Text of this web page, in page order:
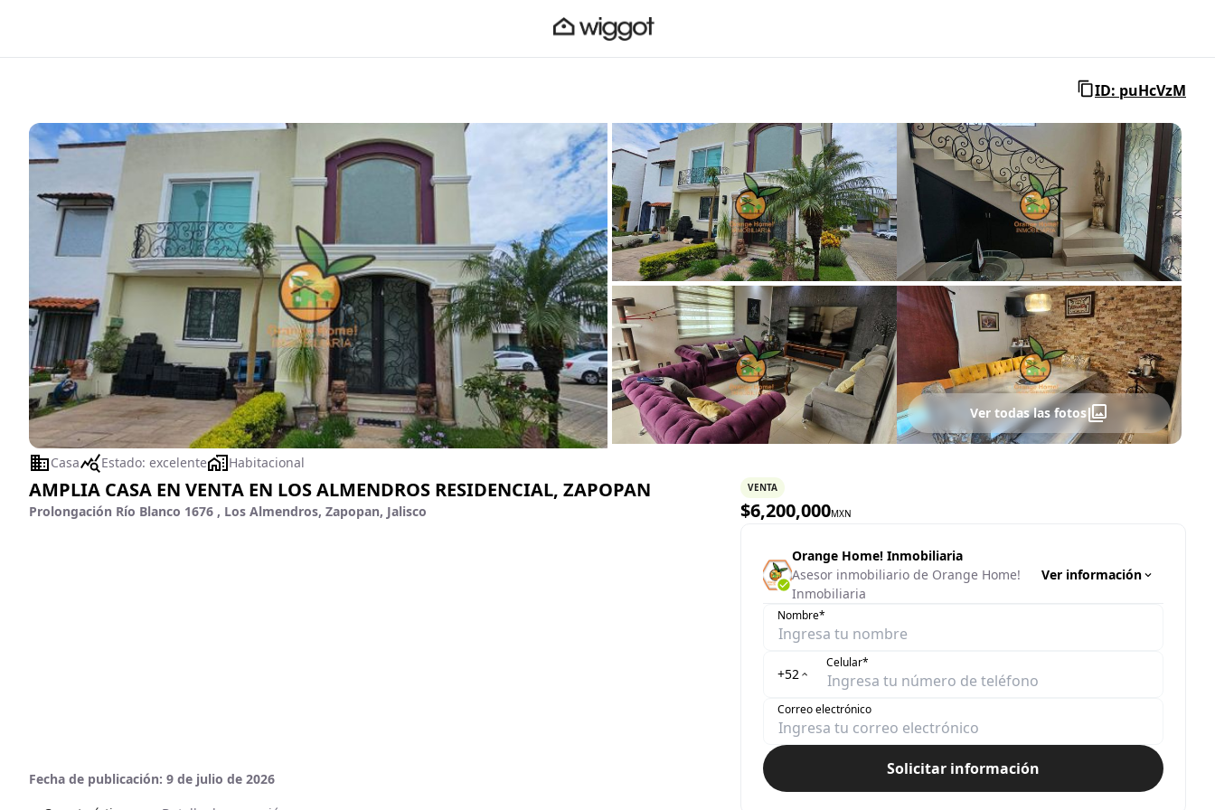
ID: puHcVzM
Ver todas las fotos
Casa Estado: excelente Habitacional
AMPLIA CASA EN VENTA EN LOS ALMENDROS RESIDENCIAL, ZAPOPAN
Prolongación Río Blanco 1676 , Los Almendros, Zapopan, Jalisco
Fecha de publicación: 9 de julio de 2026
VENTA
$6,200,000MXN
Orange Home! Inmobiliaria
Asesor inmobiliario de Orange Home!
Inmobiliaria
Ver información
Nombre*
+52
Celular*
Correo electrónico
Solicitar información